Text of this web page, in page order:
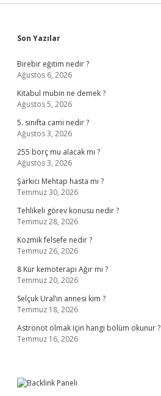
Sidebar
Son Yazılar
Birebir eğitim nedir ?
Ağustos 6, 2026
Kitabul mubin ne demek ?
Ağustos 5, 2026
5. sınıfta cami nedir ?
Ağustos 3, 2026
255 borç mu alacak mı ?
Ağustos 3, 2026
Şarkıcı Mehtap hasta mı ?
Temmuz 30, 2026
Tehlikeli görev konusu nedir ?
Temmuz 28, 2026
Kozmik felsefe nedir ?
Temmuz 26, 2026
8 Kür kemoterapi Ağır mı ?
Temmuz 20, 2026
Selçuk Ural’ın annesi kim ?
Temmuz 18, 2026
Astronot olmak için hangi bölüm okunur ?
Temmuz 16, 2026